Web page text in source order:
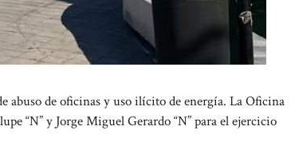
abuso de oficinas y uso ilícito de energía. La Oficina
“N” y Jorge Miguel Gerardo “N” para el ejercicio